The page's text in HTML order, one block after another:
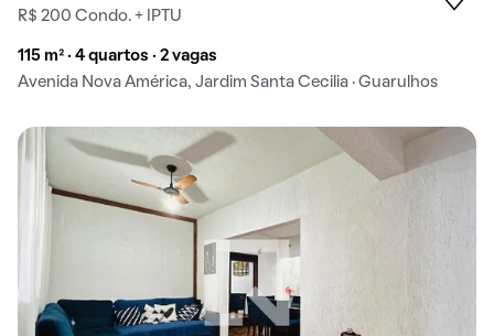
R$ 200 Condo. + IPTU
115 m² · 4 quartos · 2 vagas
Avenida Nova América, Jardim Santa Cecilia · Guarulhos